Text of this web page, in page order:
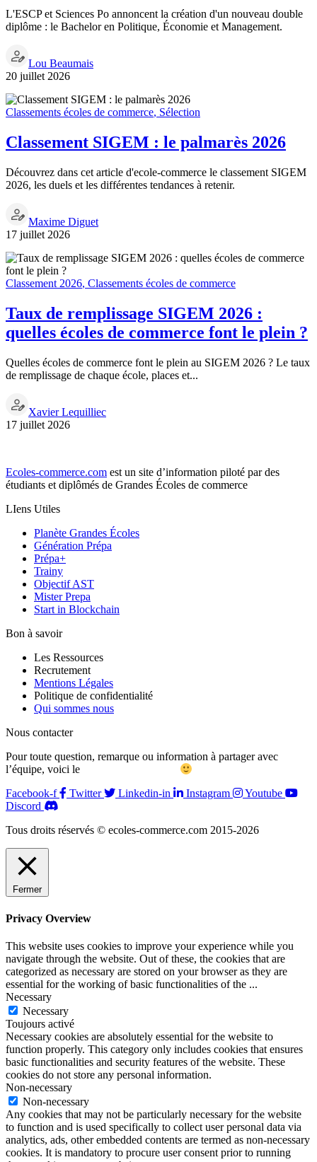
L'ESCP et Sciences Po annoncent la création d'un nouveau double
diplôme : le Bachelor en Politique, Économie et Management.
Lou Beaumais
20 juillet 2026
Classements écoles de commerce, Sélection
Classement SIGEM : le palmarès 2026
Découvrez dans cet article d'ecole-commerce le classement SIGEM
2026, les duels et les différentes tendances à retenir.
Maxime Diguet
17 juillet 2026
Classement 2026, Classements écoles de commerce
Taux de remplissage SIGEM 2026 :
quelles écoles de commerce font le plein ?
Quelles écoles de commerce font le plein au SIGEM 2026 ? Le taux
de remplissage de chaque école, places et...
Xavier Lequilliec
17 juillet 2026
Ecoles-commerce.com est un site d’information piloté par des
étudiants et diplômés de Grandes Écoles de commerce
LIens Utiles
Planète Grandes Écoles
Génération Prépa
Prépa+
Trainy
Objectif AST
Mister Prepa
Start in Blockchain
Bon à savoir
Les Ressources
Recrutement
Mentions Légales
Politique de confidentialité
Qui sommes nous
Nous contacter
Pour toute question, remarque ou information à partager avec
l’équipe, voici le
Facebook-f
Twitter Linkedin-in Instagram
Youtube
Discord
Tous droits réservés © ecoles-commerce.com 2015-2026
Fermer
Privacy Overview
This website uses cookies to improve your experience while you
navigate through the website. Out of these, the cookies that are
categorized as necessary are stored on your browser as they are
essential for the working of basic functionalities of the ...
Necessary
Necessary
Toujours activé
Necessary cookies are absolutely essential for the website to
function properly. This category only includes cookies that ensures
basic functionalities and security features of the website. These
cookies do not store any personal information.
Non-necessary
Non-necessary
Any cookies that may not be particularly necessary for the website
to function and is used specifically to collect user personal data via
analytics, ads, other embedded contents are termed as non-necessary
cookies. It is mandatory to procure user consent prior to running